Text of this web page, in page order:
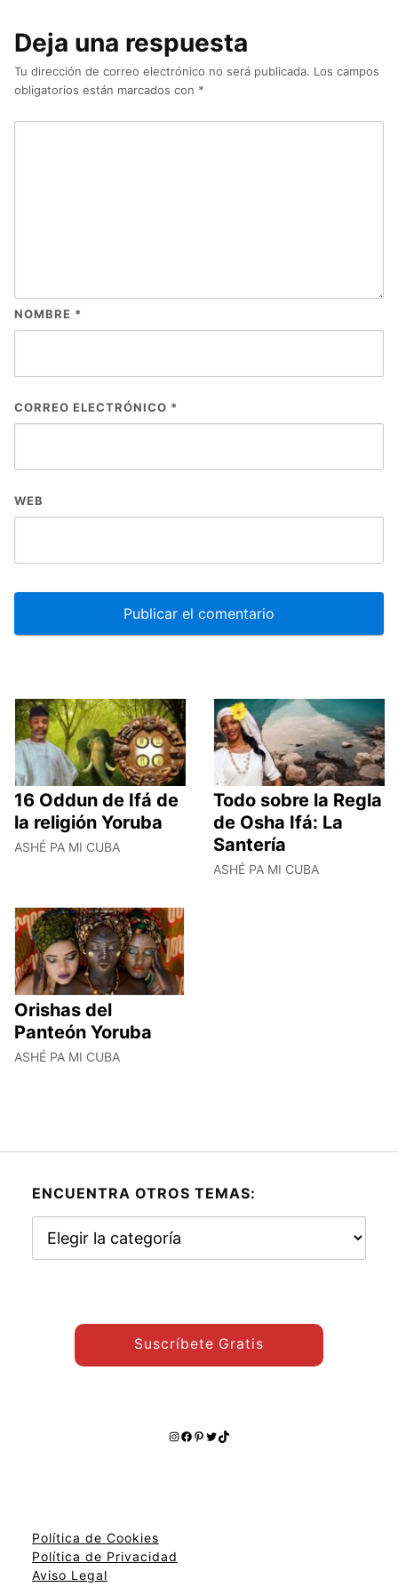
Deja una respuesta
Tu dirección de correo electrónico no será publicada. Los campos
obligatorios están marcados con *
NOMBRE *
CORREO ELECTRÓNICO *
WEB
16 Oddun de Ifá de
la religión Yoruba
ASHÉ PA MI CUBA
Todo sobre la Regla
de Osha Ifá: La
Santería
ASHÉ PA MI CUBA
Orishas del
Panteón Yoruba
ASHÉ PA MI CUBA
ENCUENTRA OTROS TEMAS:
otros
Suscríbete Gratis
Instagram
Facebook
Pinterest
Twitter
TikTok
Política de Cookies
Política de Privacidad
Aviso Legal